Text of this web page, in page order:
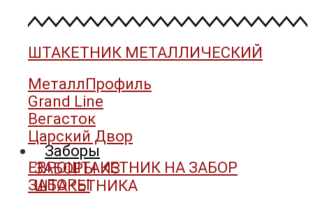
Заборы
ЗАБОРЫ ИЗ
ШТАКЕТНИКА
ШТАКЕТНИК МЕТАЛЛИЧЕСКИЙ
МеталлПрофиль
Grand Line
Вегасток
Царский Двор
ЕВРОШТАКЕТНИК НА ЗАБОР
ЗАБОРЫ